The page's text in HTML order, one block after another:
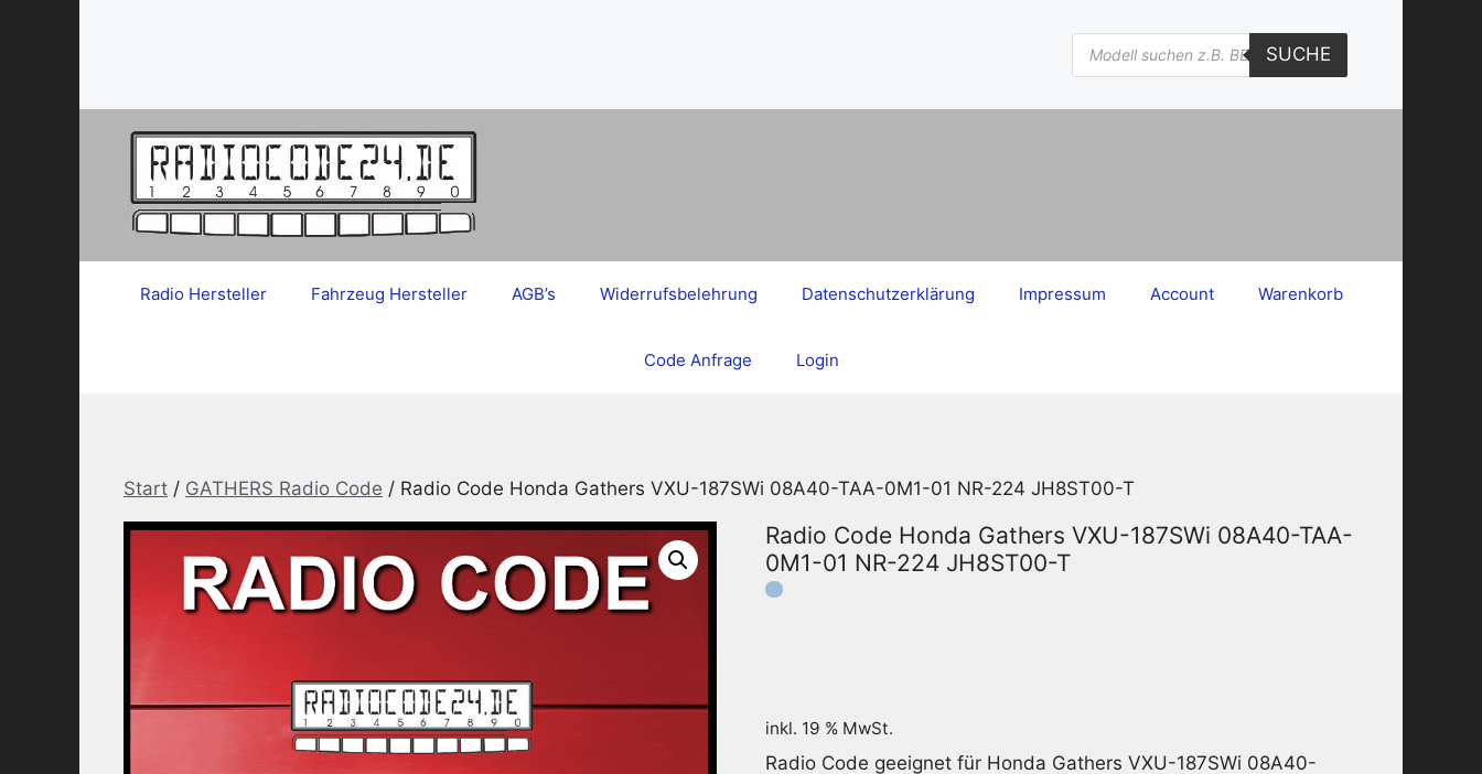
Products
search
SUCHE
Radio Hersteller Fahrzeug Hersteller AGB’s Widerrufsbelehrung Datenschutzerklärung Impressum Account Warenkorb
Code Anfrage Login
Start / GATHERS Radio Code / Radio Code Honda Gathers VXU-187SWi 08A40-TAA-0M1-01 NR-224 JH8ST00-T
Radio Code Honda Gathers VXU-187SWi 08A40-TAA-
0M1-01 NR-224 JH8ST00-T
inkl. 19 % MwSt.
Radio Code geeignet für Honda Gathers VXU-187SWi 08A40-